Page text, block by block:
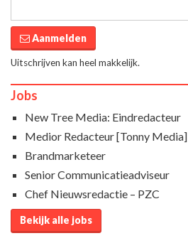
Aanmelden
Uitschrijven kan heel makkelijk.
Jobs
New Tree Media: Eindredacteur
Medior Redacteur [Tonny Media]
Brandmarketeer
Senior Communicatieadviseur
Chef Nieuwsredactie – PZC
Bekijk alle jobs